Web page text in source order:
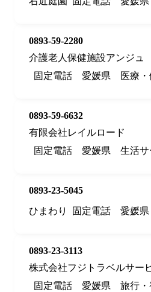
0893-59-2280
介護老人保健施設アンジュ
固定電話
愛媛県 医療
0893-59-6632
有限会社レイルロード
固定電話
愛媛県 生活サ
0893-23-5045
ひまわり
固定電話 愛媛県
0893-23-3113
株式会社フジトラベルサー
固定電話
愛媛県 旅行・